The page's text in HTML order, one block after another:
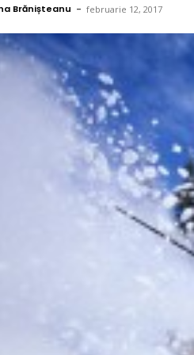
Brănișteanu - februarie 12, 2017